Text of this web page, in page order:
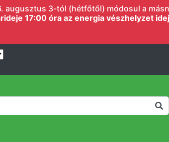
3-tól (hétfőtől) módosul a
17:00 óra az energia vészhelyzet